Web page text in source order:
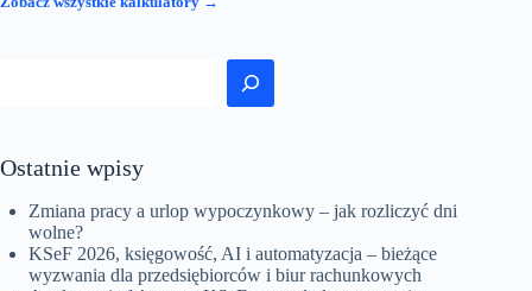
Ostatnie wpisy
Zmiana pracy a urlop wypoczynkowy – jak rozliczyć dni
wolne?
KSeF 2026, księgowość, AI i automatyzacja – bieżące
wyzwania dla przedsiębiorców i biur rachunkowych